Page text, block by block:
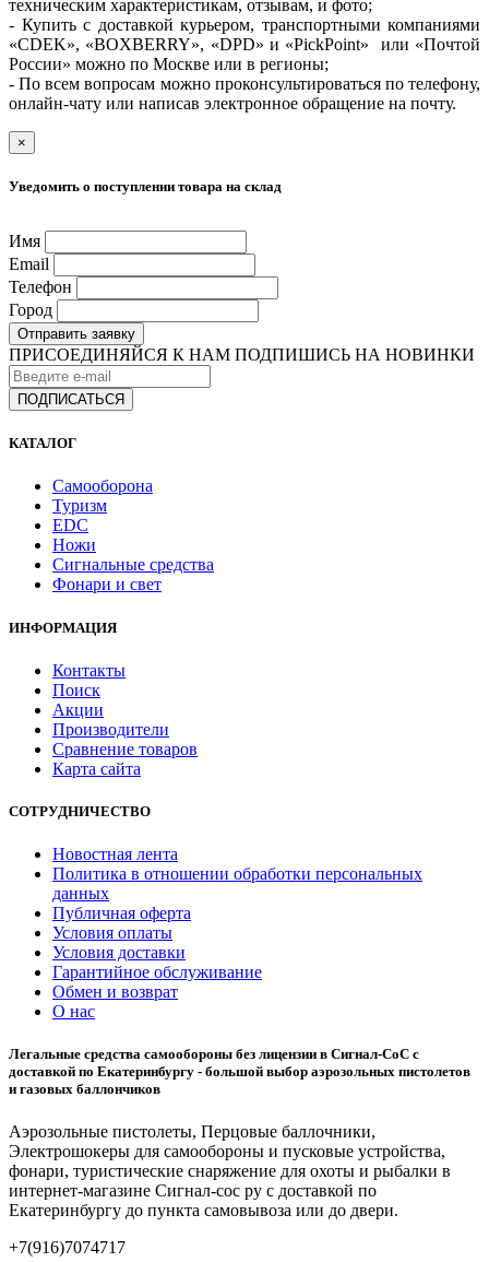
техническим характеристикам, отзывам, и фото;
- Купить с доставкой курьером, транспортными компаниями
«CDEK», «BOXBERRY», «DPD» и «PickPoint» или «Почтой
России» можно по Москве или в регионы;
- По всем вопросам можно проконсультироваться по телефону,
онлайн-чату или написав электронное обращение на почту.
×
Уведомить о поступлении товара на склад
Имя
Email
Телефон
Город
Отправить заявку
ПРИСОЕДИНЯЙСЯ К НАМ ПОДПИШИСЬ НА НОВИНКИ
КАТАЛОГ
Самооборона
Туризм
EDC
Ножи
Сигнальные средства
Фонари и свет
ИНФОРМАЦИЯ
Контакты
Поиск
Акции
Производители
Сравнение товаров
Карта сайта
СОТРУДНИЧЕСТВО
Новостная лента
Политика в отношении обработки персональных
данных
Публичная оферта
Условия оплаты
Условия доставки
Гарантийное обслуживание
Обмен и возврат
О нас
Легальные средства самообороны без лицензии в Сигнал-СоС с
доставкой по Екатеринбургу - большой выбор аэрозольных пистолетов
и газовых баллончиков
Аэрозольные пистолеты, Перцовые баллочники,
Электрошокеры для самообороны и пусковые устройства,
фонари, туристические снаряжение для охоты и рыбалки в
интернет-магазине Сигнал-сос ру с доставкой по
Екатеринбургу до пункта самовывоза или до двери.
+7(916)7074717